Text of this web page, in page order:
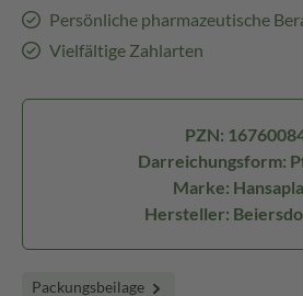
Persönliche pharmazeutische
Vielfältige Zahlarten
PZN:
Darreichungsform:
Marke:
Hersteller:
Packungsbeilage